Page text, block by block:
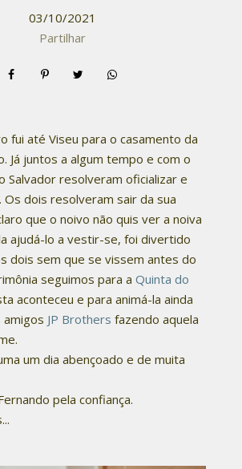
03/10/2021
Partilhar
fui até Viseu para o casamento da
Já juntos a algum tempo e com o
Salvador resolveram oficializar e
Os dois resolveram sair da sua
que o noivo não quis ver a noiva
ajudá-lo a vestir-se, foi divertido
dois sem que se vissem antes do
seguimos para a Quinta do
aconteceu e para animá-la ainda
amigos JP Brothers fazendo aquela
um dia abençoado e de muita
pela confiança.